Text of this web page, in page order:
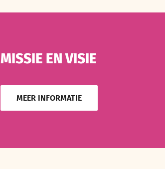
MISSIE EN VISIE
MEER INFORMATIE